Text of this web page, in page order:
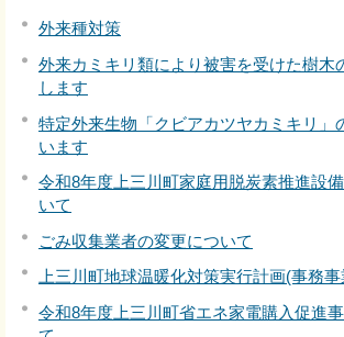
外来種対策
外来カミキリ類により被害を受けた樹木
します
特定外来生物「クビアカツヤカミキリ」
います
令和8年度上三川町家庭用脱炭素推進設
いて
ごみ収集業者の変更について
上三川町地球温暖化対策実行計画(事務事
令和8年度上三川町省エネ家電購入促進